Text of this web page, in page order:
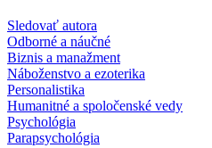
Sledovať autora
Odborné a náučné
Biznis a manažment
Náboženstvo a ezoterika
Personalistika
Humanitné a spoločenské vedy
Psychológia
Parapsychológia